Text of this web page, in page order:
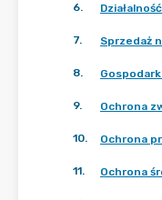
6.
7. Sprzedaż
8.
9. Ochrona
10. Ochrona
11. Ochrona